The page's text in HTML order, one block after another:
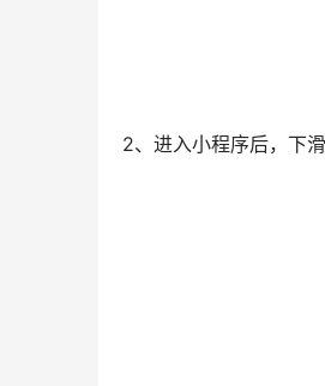
2、进入小程序后，下